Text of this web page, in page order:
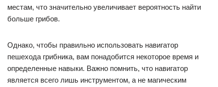
местам, что значительно увеличивает вероятность найти
больше грибов.
Однако, чтобы правильно использовать навигатор
пешехода грибника, вам понадобится некоторое время и
определенные навыки. Важно помнить, что навигатор
является всего лишь инструментом, а не магическим